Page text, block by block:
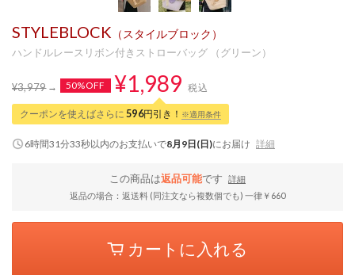
STYLEBLOCK （スタイルブロック）
ハンドルレースリボン付きストローバッグ （グリーン）
¥3,979 50%OFF ¥1,989 税込
クーポンを使えばさらに 596円引き！ ※適用条件
6時間31分32秒以内のお支払いで8月9日(日)にお届け 詳細
この商品は返品可能です
詳細
返品の場合：返送料 (同注文なら複数個でも) 一律￥660
カートに入れる